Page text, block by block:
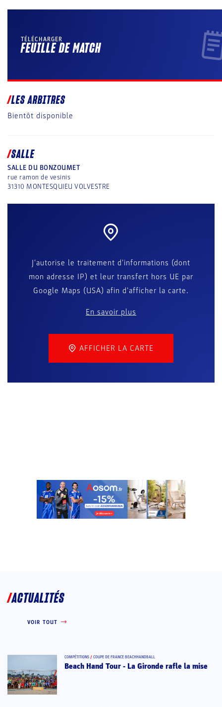
TÉLÉCHARGER
FEUILLE DE MATCH
LES ARBITRES
Bientôt disponible
SALLE
SALLE DU BONZOUMET
rue ramon de vesinis
31310 MONTESQUIEU VOLVESTRE
J'autorise le traitement d'informations (dont
mon adresse IP) et leur transfert hors UE par
Google Maps (USA) afin d'afficher la carte.
En savoir plus
AFFICHER LA CARTE
ACTUALITÉS
VOIR TOUT
COMPÉTITIONS / COUPE DE FRANCE BEACHHANDBALL
Beach Hand Tour - La Gironde rafle la mise